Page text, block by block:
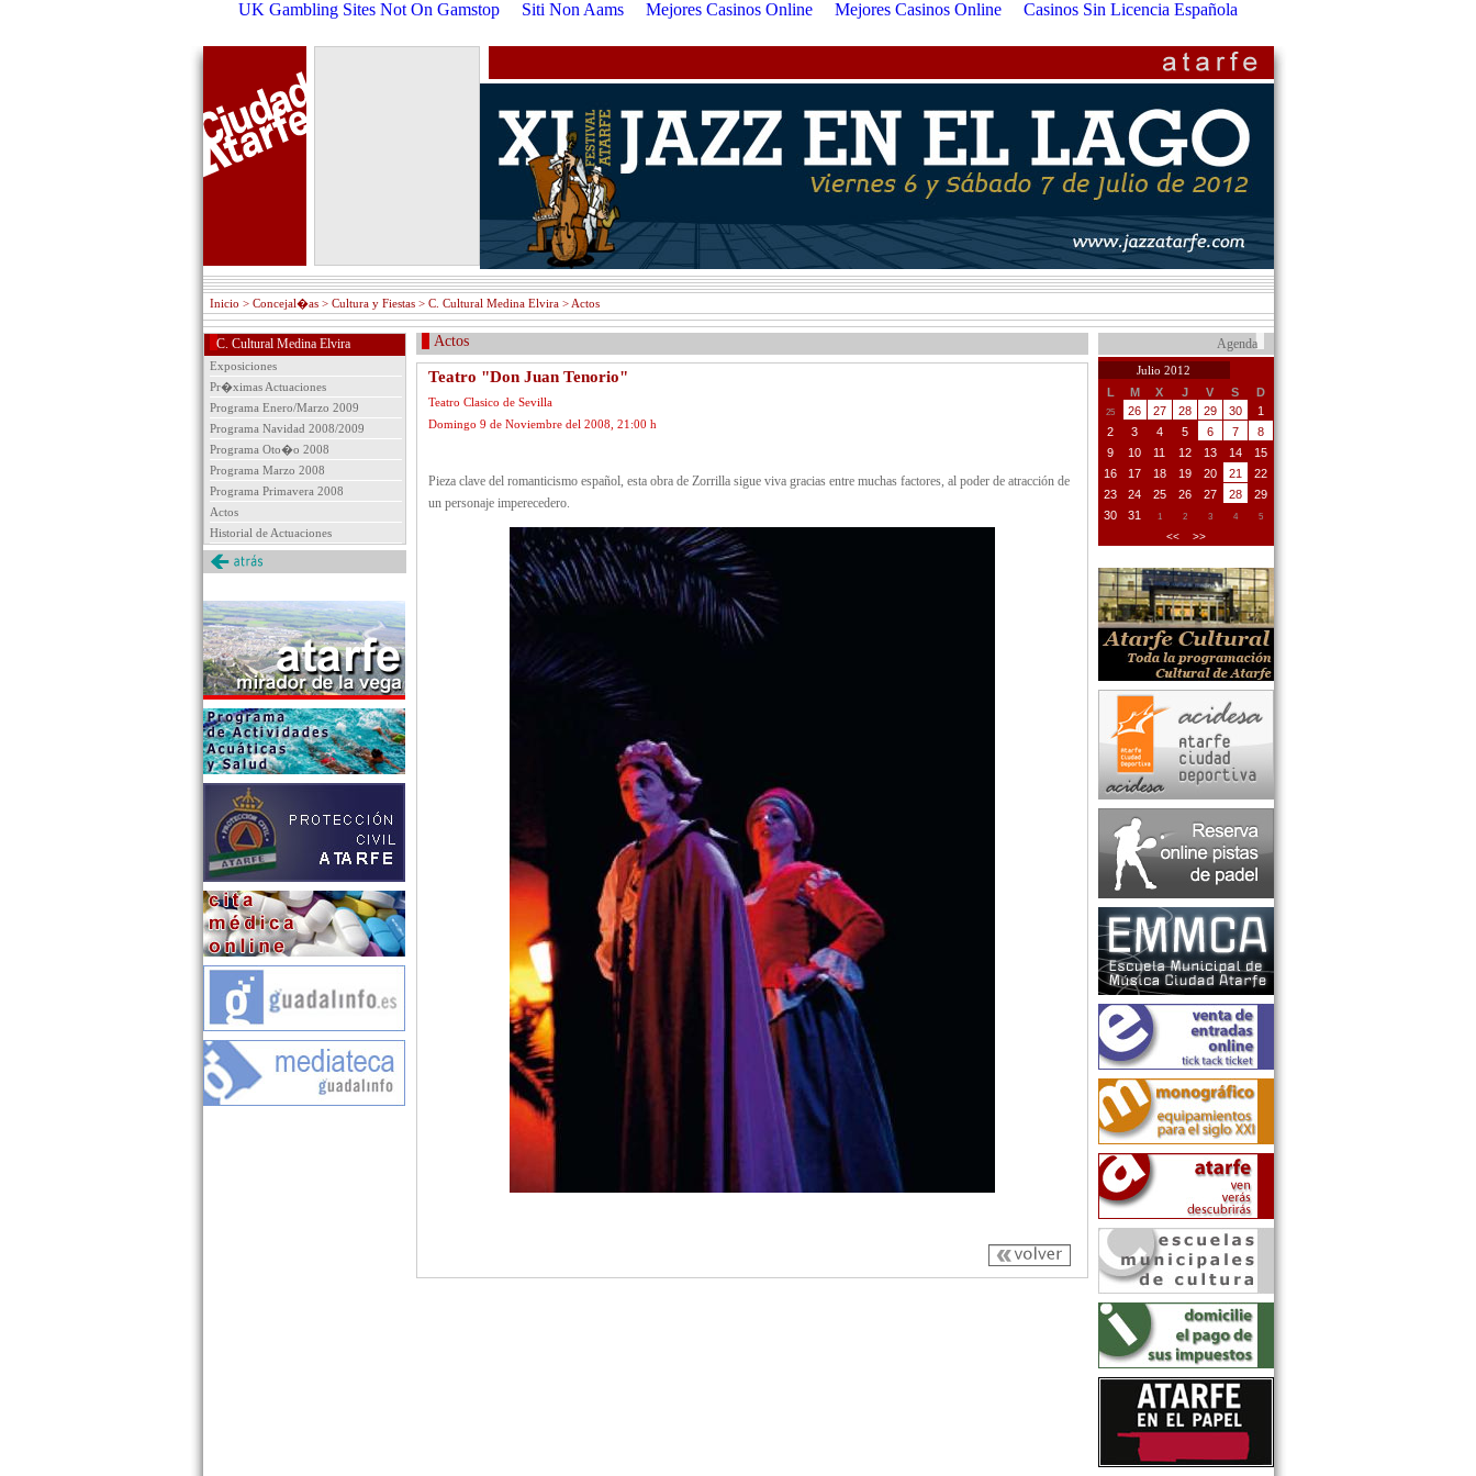
UK Gambling Sites Not On Gamstop Siti Non Aams Mejores Casinos Online Mejores Casinos Online Casinos Sin Licencia Española
Inicio > Concejal�as > Cultura y Fiestas > C. Cultural Medina Elvira > Actos
C. Cultural Medina Elvira
Exposiciones
Pr�ximas Actuaciones
Programa Enero/Marzo 2009
Programa Navidad 2008/2009
Programa Oto�o 2008
Programa Marzo 2008
Programa Primavera 2008
Actos
Historial de Actuaciones
Actos
Teatro "Don Juan Tenorio"
Teatro Clasico de Sevilla
Domingo 9 de Noviembre del 2008, 21:00 h
Pieza clave del romanticismo español, esta obra de Zorrilla sigue viva gracias entre muchas factores, al poder de atracción de
un personaje imperecedero.
Agenda
Julio 2012
L
M X J V S D
25 26 27 28 29 30
1
2
3 4 5 6 7
8
9
10 11 12 13 14
15
16
17 18 19 20 21
22
23
24 25 26 27 28
29
30
31 1 2 3 4 5
<< >>